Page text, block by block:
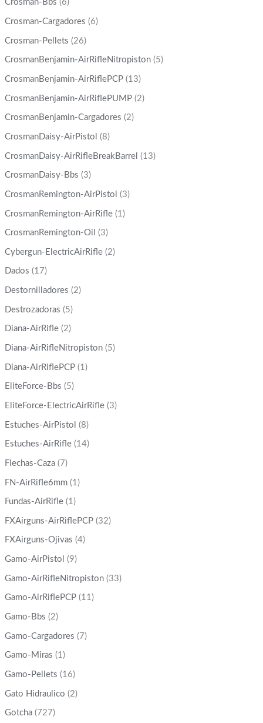
Crosman-Bbs (6)
Crosman-Cargadores (6)
Crosman-Pellets (26)
CrosmanBenjamin-AirRifleNitropiston (5)
CrosmanBenjamin-AirRiflePCP (13)
CrosmanBenjamin-AirRiflePUMP (2)
CrosmanBenjamin-Cargadores (2)
CrosmanDaisy-AirPistol (8)
CrosmanDaisy-AirRifleBreakBarrel (13)
CrosmanDaisy-Bbs (3)
CrosmanRemington-AirPistol (3)
CrosmanRemington-AirRifle (1)
CrosmanRemington-Oil (3)
Cybergun-ElectricAirRifle (2)
Dados (17)
Destornilladores (2)
Destrozadoras (5)
Diana-AirRifle (2)
Diana-AirRifleNitropiston (5)
Diana-AirRiflePCP (1)
EliteForce-Bbs (5)
EliteForce-ElectricAirRifle (3)
Estuches-AirPistol (8)
Estuches-AirRifle (14)
Flechas-Caza (7)
FN-AirRifle6mm (1)
Fundas-AirRifle (1)
FXAirguns-AirRiflePCP (32)
FXAirguns-Ojivas (4)
Gamo-AirPistol (9)
Gamo-AirRifleNitropiston (33)
Gamo-AirRiflePCP (11)
Gamo-Bbs (2)
Gamo-Cargadores (7)
Gamo-Miras (1)
Gamo-Pellets (16)
Gato Hidraulico (2)
Gotcha (727)